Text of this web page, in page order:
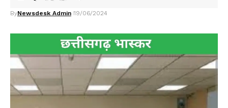
ByNewsdesk Admin 19/06/2024